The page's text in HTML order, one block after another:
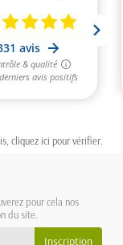
cliquez ici pour vérifier
pour cela nos
du site.